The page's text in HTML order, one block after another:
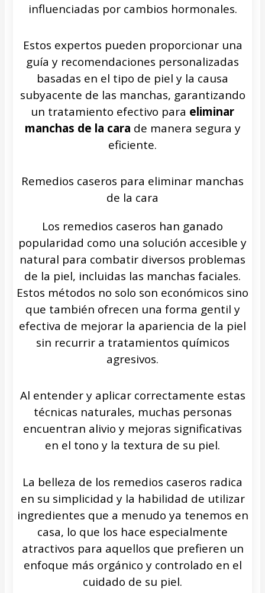
influenciadas por cambios hormonales.
Estos expertos pueden proporcionar una
guía y recomendaciones personalizadas
basadas en el tipo de piel y la causa
subyacente de las manchas, garantizando
un tratamiento efectivo para eliminar
manchas de la cara de manera segura y
eficiente.
Remedios caseros para eliminar manchas
de la cara
Los remedios caseros han ganado
popularidad como una solución accesible y
natural para combatir diversos problemas
de la piel, incluidas las manchas faciales.
Estos métodos no solo son económicos sino
que también ofrecen una forma gentil y
efectiva de mejorar la apariencia de la piel
sin recurrir a tratamientos químicos
agresivos.
Al entender y aplicar correctamente estas
técnicas naturales, muchas personas
encuentran alivio y mejoras significativas
en el tono y la textura de su piel.
La belleza de los remedios caseros radica
en su simplicidad y la habilidad de utilizar
ingredientes que a menudo ya tenemos en
casa, lo que los hace especialmente
atractivos para aquellos que prefieren un
enfoque más orgánico y controlado en el
cuidado de su piel.